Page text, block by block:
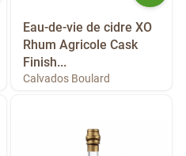
Eau-de-vie de cidre XO
Rhum Agricole Cask
Finish...
Calvados Boulard